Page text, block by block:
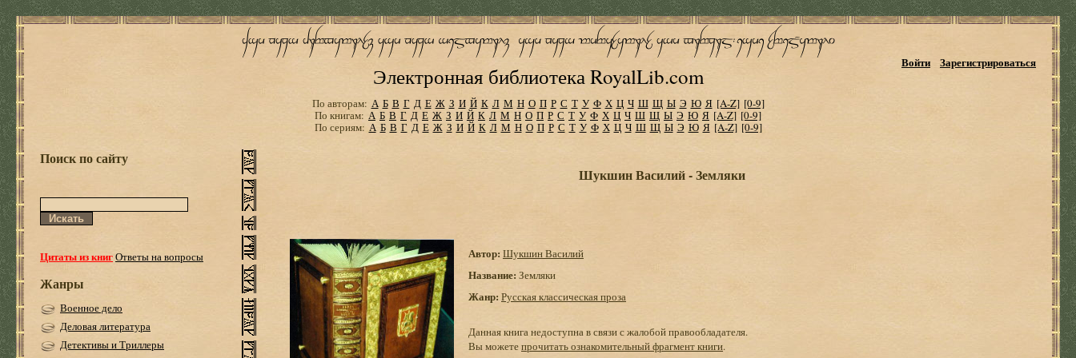
Электронная библиотека RoyalLib.com
Войти Зарегистрироваться
По авторам: А Б В Г Д Е Ж З И Й К Л М Н О П Р С Т У Ф Х Ц Ч Ш Щ Ы Э Ю Я [A-Z] [0-9]
По книгам: А Б В Г Д Е Ж З И Й К Л М Н О П Р С Т У Ф Х Ц Ч Ш Щ Ы Э Ю Я [A-Z] [0-9]
По сериям: А Б В Г Д Е Ж З И Й К Л М Н О П Р С Т У Ф Х Ц Ч Ш Щ Ы Э Ю Я [A-Z] [0-9]
Поиск по сайту
Цитаты из книгОтветы на вопросы
Жанры
Военное дело
Деловая литература
Детективы и Триллеры
Шукшин Василий - Земляки
Автор: Шукшин Василий
Название: Земляки
Жанр: Русская классическая проза
Данная книга недоступна в связи с жалобой правообладателя.
Вы можетепрочитать ознакомительный фрагмент книги.